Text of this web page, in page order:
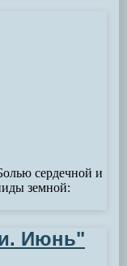
сердечной и
земной:
Июнь"